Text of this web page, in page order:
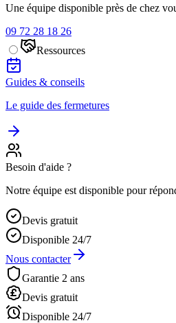
Une équipe disponible près de chez
09 72 28 18 26
Ressources
Guides & conseils
Le guide des fermetures
Besoin d'aide ?
Notre équipe est disponible pour
Devis gratuit
Disponible 24/7
Nous contacter
Garantie 2 ans
Devis gratuit
Disponible 24/7